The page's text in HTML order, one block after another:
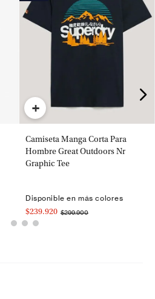
+
Camiseta Manga Corta Para
Hombre Great Outdoors Nr
Graphic Tee
Disponible en más colores
$239.920 $299.900